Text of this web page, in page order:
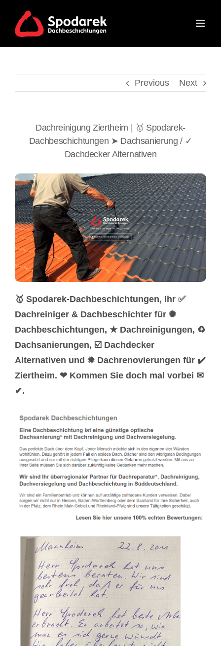
content
Previous Next
Dachreinigung Ziertheim | 🥇 Spodarek-
Dachbeschichtungen ➤ Dachsanierung / ✓
Dachdecker Alternativen
🥇 Spodarek-Dachbeschichtungen, Ihr ✅
Dachreiniger & Dachbeschichter für ✺
Dachbeschichtungen, ★ Dachreinigungen, ♻
Dachsanierungen, ☑️ Dachdecker
Alternativen und ✹ Dachrenovierungen für ✔️
Ziertheim. ❤ Kommen Sie doch mal vorbei ✉
✔.